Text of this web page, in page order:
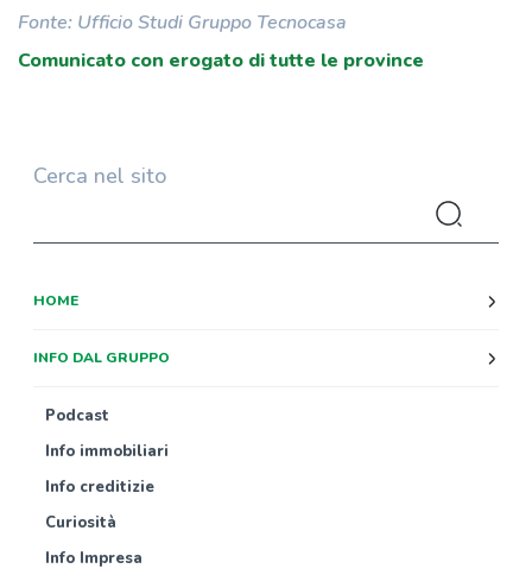
Fonte: Ufficio Studi Gruppo Tecnocasa
Comunicato con erogato di tutte le province
Cerca nel sito
HOME
INFO DAL GRUPPO
Podcast
Info immobiliari
Info creditizie
Curiosità
Info Impresa